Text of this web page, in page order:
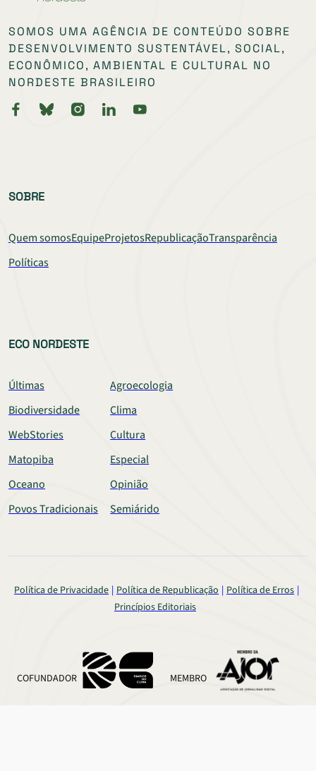
SOMOS UMA AGÊNCIA DE CONTEÚDO SOBRE
DESENVOLVIMENTO SUSTENTÁVEL, SOCIAL,
ECONÔMICO, AMBIENTAL E CULTURAL NO
NORDESTE BRASILEIRO
SOBRE
Quem somosEquipeProjetosRepublicaçãoTransparência
Políticas
ECO NORDESTE
Últimas
Agroecologia
Biodiversidade
Clima
WebStories
Cultura
Matopiba
Especial
Oceano
Opinião
Povos Tradicionais
Semiárido
Política de Privacidade Política de Republicação
Política de Erros
Princípios Editoriais
COFUNDADOR MEMBRO